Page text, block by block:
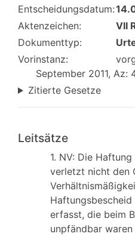
Entscheidungsdatum:
Aktenzeichen:
VII
Dokumenttyp:
Vorinstanz:
September 2011, Az:
Zitierte Gesetze
Leitsätze
1. NV: Die
verletzt nicht den
erfasst, die beim
unpfändbar waren